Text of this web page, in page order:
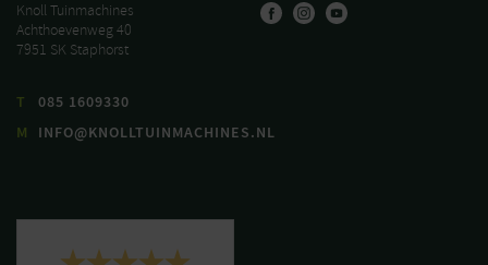
Knoll Tuinmachines
Achthoevenweg 40
7951 SK Staphorst
T
085 1609330
M
INFO@KNOLLTUINMACHINES.NL